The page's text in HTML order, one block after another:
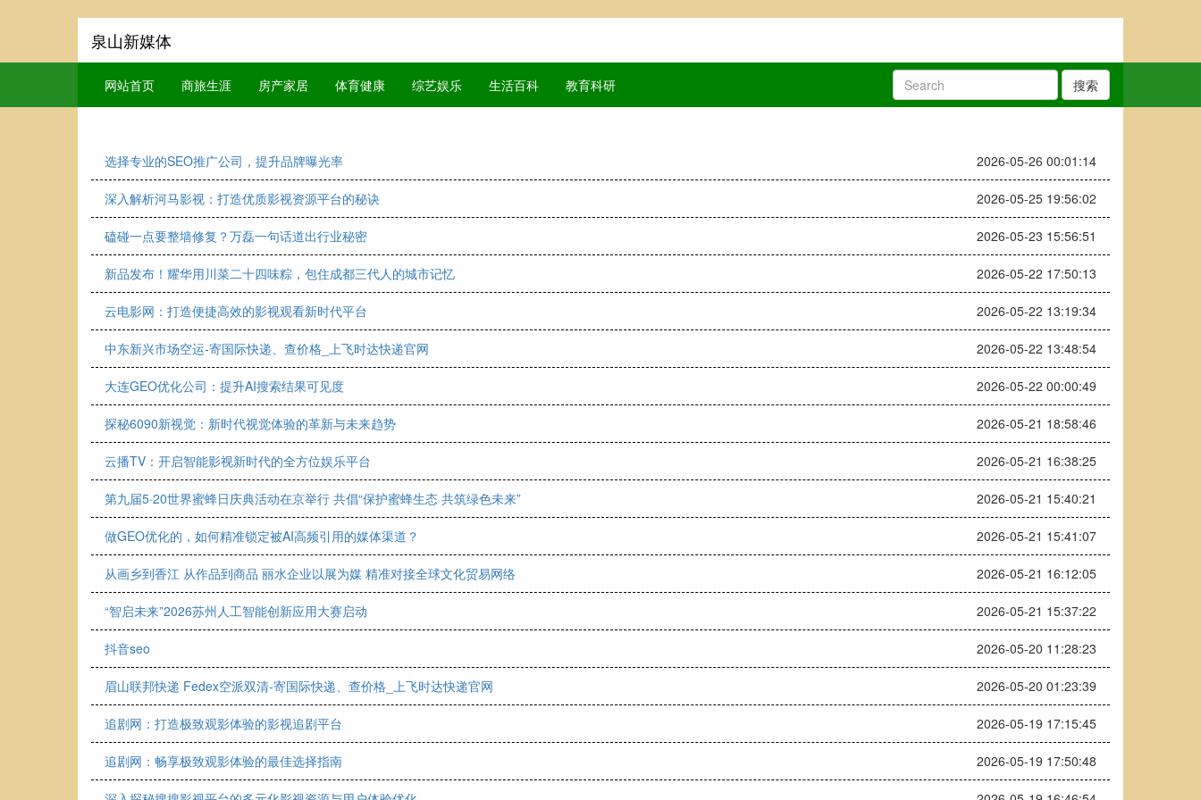
泉山新媒体
网站首页 商旅生涯 房产家居 体育健康 综艺娱乐 生活百科 教育科研 搜索
选择专业的SEO推广公司，提升品牌曝光率 2026-05-26 00:01:14
深入解析河马影视：打造优质影视资源平台的秘诀 2026-05-25 19:56:02
磕碰一点要整墙修复？万磊一句话道出行业秘密 2026-05-23 15:56:51
新品发布！耀华用川菜二十四味粽，包住成都三代人的城市记忆 2026-05-22 17:50:13
云电影网：打造便捷高效的影视观看新时代平台 2026-05-22 13:19:34
中东新兴市场空运-寄国际快递、查价格_上飞时达快递官网 2026-05-22 13:48:54
大连GEO优化公司：提升AI搜索结果可见度 2026-05-22 00:00:49
探秘6090新视觉：新时代视觉体验的革新与未来趋势 2026-05-21 18:58:46
云播TV：开启智能影视新时代的全方位娱乐平台 2026-05-21 16:38:25
第九届5·20世界蜜蜂日庆典活动在京举行 共倡“保护蜜蜂生态 共筑绿色未来” 2026-05-21 15:40:21
做GEO优化的，如何精准锁定被AI高频引用的媒体渠道？ 2026-05-21 15:41:07
从画乡到香江 从作品到商品 丽水企业以展为媒 精准对接全球文化贸易网络 2026-05-21 16:12:05
“智启未来”2026苏州人工智能创新应用大赛启动 2026-05-21 15:37:22
抖音seo 2026-05-20 11:28:23
眉山联邦快递 Fedex空派双清-寄国际快递、查价格_上飞时达快递官网 2026-05-20 01:23:39
追剧网：打造极致观影体验的影视追剧平台 2026-05-19 17:15:45
追剧网：畅享极致观影体验的最佳选择指南 2026-05-19 17:50:48